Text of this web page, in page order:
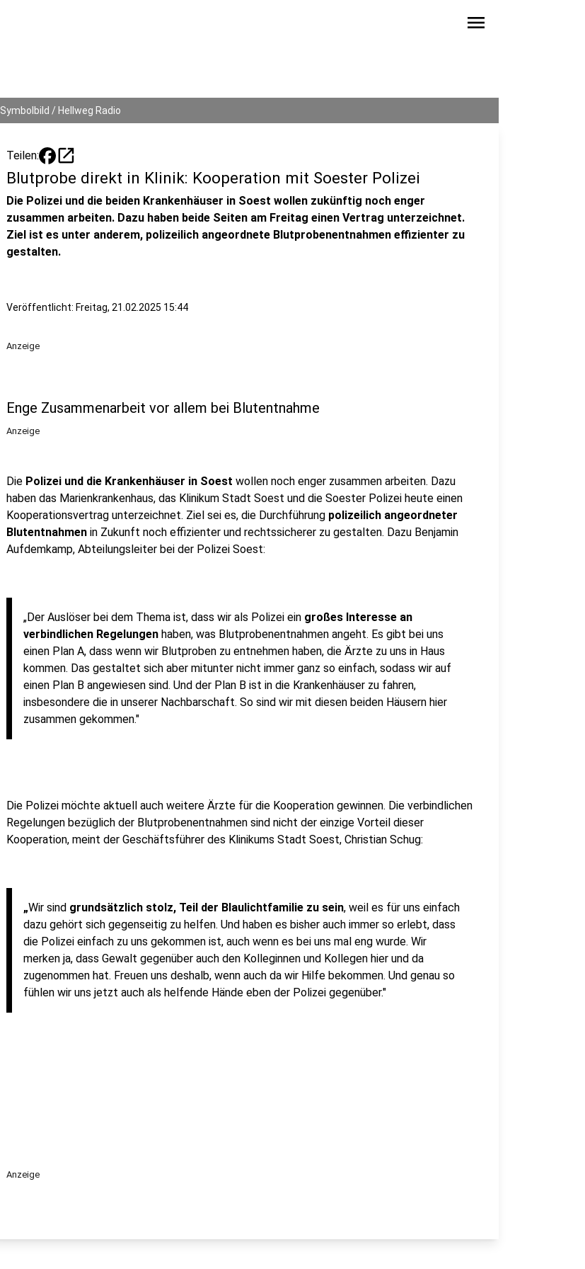
menu
Symbolbild / Hellweg Radio
Teilen: open_in_new
Blutprobe direkt in Klinik: Kooperation mit Soester Polizei
Die Polizei und die beiden Krankenhäuser in Soest wollen zukünftig noch enger
zusammen arbeiten. Dazu haben beide Seiten am Freitag einen Vertrag unterzeichnet.
Ziel ist es unter anderem, polizeilich angeordnete Blutprobenentnahmen effizienter zu
gestalten.
Veröffentlicht: Freitag, 21.02.2025 15:44
Anzeige
Enge Zusammenarbeit vor allem bei Blutentnahme
Anzeige
Die Polizei und die Krankenhäuser in Soest wollen noch enger zusammen arbeiten. Dazu
haben das Marienkrankenhaus, das Klinikum Stadt Soest und die Soester Polizei heute einen
Kooperationsvertrag unterzeichnet. Ziel sei es, die Durchführung polizeilich angeordneter
Blutentnahmen in Zukunft noch effizienter und rechtssicherer zu gestalten. Dazu Benjamin
Aufdemkamp, Abteilungsleiter bei der Polizei Soest:
„Der Auslöser bei dem Thema ist, dass wir als Polizei ein großes Interesse an
verbindlichen Regelungen haben, was Blutprobenentnahmen angeht. Es gibt bei uns
einen Plan A, dass wenn wir Blutproben zu entnehmen haben, die Ärzte zu uns in Haus
kommen. Das gestaltet sich aber mitunter nicht immer ganz so einfach, sodass wir auf
einen Plan B angewiesen sind. Und der Plan B ist in die Krankenhäuser zu fahren,
insbesondere die in unserer Nachbarschaft. So sind wir mit diesen beiden Häusern hier
zusammen gekommen."
Die Polizei möchte aktuell auch weitere Ärzte für die Kooperation gewinnen. Die verbindlichen
Regelungen bezüglich der Blutprobenentnahmen sind nicht der einzige Vorteil dieser
Kooperation, meint der Geschäftsführer des Klinikums Stadt Soest, Christian Schug:
„Wir sind grundsätzlich stolz, Teil der Blaulichtfamilie zu sein, weil es für uns einfach
dazu gehört sich gegenseitig zu helfen. Und haben es bisher auch immer so erlebt, dass
die Polizei einfach zu uns gekommen ist, auch wenn es bei uns mal eng wurde. Wir
merken ja, dass Gewalt gegenüber auch den Kolleginnen und Kollegen hier und da
zugenommen hat. Freuen uns deshalb, wenn auch da wir Hilfe bekommen. Und genau so
fühlen wir uns jetzt auch als helfende Hände eben der Polizei gegenüber."
Anzeige